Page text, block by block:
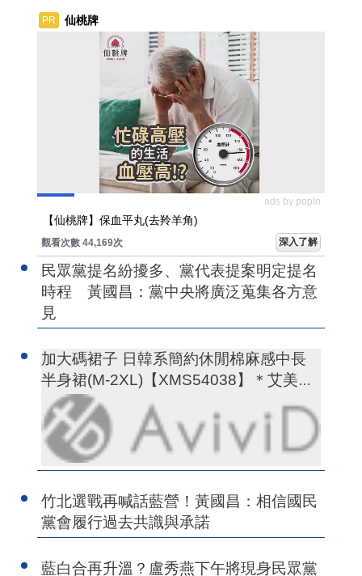
PR 仙桃牌
ads by popIn
【仙桃牌】保血平丸(去羚羊角)
觀看次數 44,169次 深入了解
民眾黨提名紛擾多、黨代表提案明定提名
時程 黃國昌：黨中央將廣泛蒐集各方意
見
加大碼裙子 日韓系簡約休閒棉麻感中長
半身裙(M-2XL)【XMS54038】＊艾美時
尚(現+預)
竹北選戰再喊話藍營！黃國昌：相信國民
黨會履行過去共識與承諾
藍白合再升溫？盧秀燕下午將現身民眾黨